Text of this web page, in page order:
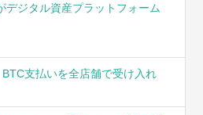
デジタル資産プラットフォーム
支払いを全店舗で受け入れ